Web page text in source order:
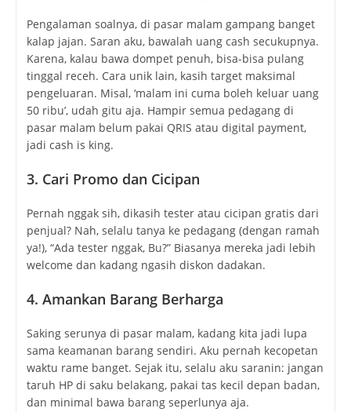
Pengalaman soalnya, di pasar malam gampang banget
kalap jajan. Saran aku, bawalah uang cash secukupnya.
Karena, kalau bawa dompet penuh, bisa-bisa pulang
tinggal receh. Cara unik lain, kasih target maksimal
pengeluaran. Misal, ‘malam ini cuma boleh keluar uang
50 ribu’, udah gitu aja. Hampir semua pedagang di
pasar malam belum pakai QRIS atau digital payment,
jadi cash is king.
3. Cari Promo dan Cicipan
Pernah nggak sih, dikasih tester atau cicipan gratis dari
penjual? Nah, selalu tanya ke pedagang (dengan ramah
ya!), “Ada tester nggak, Bu?” Biasanya mereka jadi lebih
welcome dan kadang ngasih diskon dadakan.
4. Amankan Barang Berharga
Saking serunya di pasar malam, kadang kita jadi lupa
sama keamanan barang sendiri. Aku pernah kecopetan
waktu rame banget. Sejak itu, selalu aku saranin: jangan
taruh HP di saku belakang, pakai tas kecil depan badan,
dan minimal bawa barang seperlunya aja.